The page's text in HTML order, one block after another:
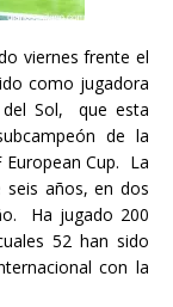
viernes frente el
como jugadora
del Sol, que esta
de la
European Cup. La
seis años, en dos
Ha jugado 200
52 han sido
con la